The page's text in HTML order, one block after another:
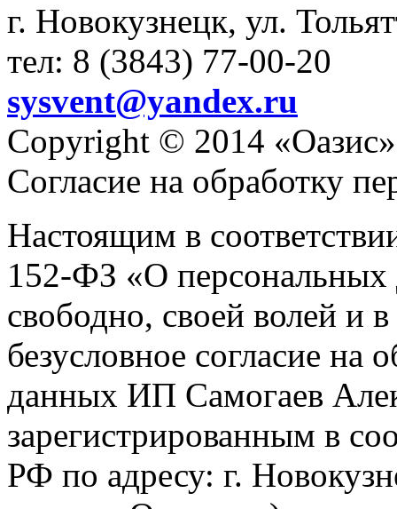
г. Новокузнецк, ул.
тел: 8 (3843) 77-00-20
sysvent@yandex.ru
Copyright © 2014 «Оазис»
Согласие на обработку
Настоящим в
152-ФЗ «О персональных
свободно, своей волей и
безусловное согласие на
данных ИП Самогаев
зарегистрированным в
РФ по адресу: г.